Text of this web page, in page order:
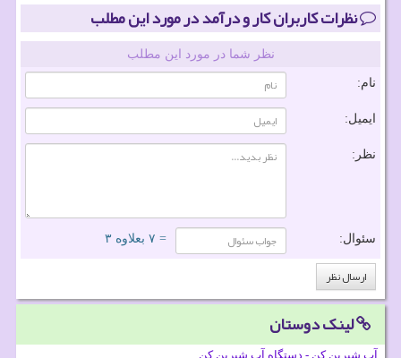
نظرات کاربران کار و درآمد در مورد این مطلب
نظر شما در مورد این مطلب
نام:
ایمیل:
نظر:
سئوال: = ۷ بعلاوه ۳
لینک دوستان
آب شیرین کن - دستگاه آب شیرین کن